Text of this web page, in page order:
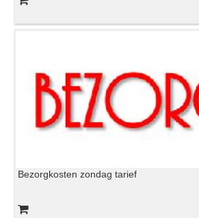
Bezorgkosten zondag tarief